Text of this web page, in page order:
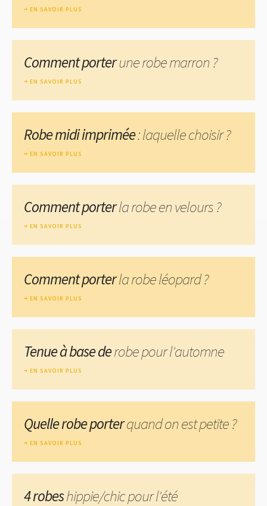
EN SAVOIR PLUS
Comment porterune robe marron ?
EN SAVOIR PLUS
Robe midi imprimée: laquelle choisir ?
EN SAVOIR PLUS
Comment porterla robe en velours ?
EN SAVOIR PLUS
Comment porterla robe léopard ?
EN SAVOIR PLUS
Tenue à base derobe pour l'automne
EN SAVOIR PLUS
Quelle robe porterquand on est petite ?
EN SAVOIR PLUS
4 robeshippie/chic pour l'été